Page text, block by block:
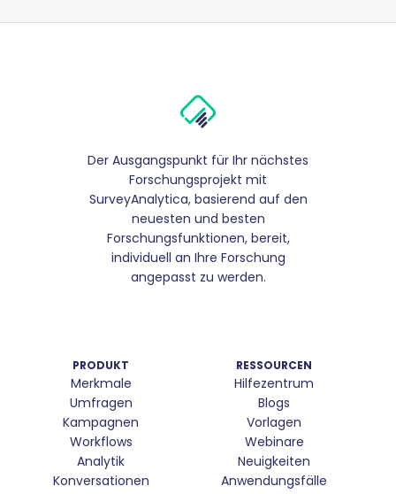
Der Ausgangspunkt für Ihr nächstes
Forschungsprojekt mit
SurveyAnalytica, basierend auf den
neuesten und besten
Forschungsfunktionen, bereit,
individuell an Ihre Forschung
angepasst zu werden.
PRODUKT
Merkmale
Umfragen
Kampagnen
Workflows
Analytik
Konversationen
RESSOURCEN
Hilfezentrum
Blogs
Vorlagen
Webinare
Neuigkeiten
Anwendungsfälle